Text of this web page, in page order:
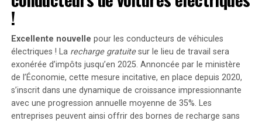
Young, illustratrice et designer, a construit son studio à
partir de zéro, en insistant sur l’importance de la
patience et de la passion pour les projets.
S’adapter aux évolutions du marché
Le monde numérique évolue rapidement, et rester
pertinent nécessite une mise à jour continue de vos
compétences. Au fil des ans, Creative Boom a intégré de
portant ainsi la puissance totale à un impressionnant
2400 watts
de stockage énergétique, il est possible d’intégrer
jusqu’à cinq batteries supplémentaires de 1,6
kilowattheure chacune, augmentant la capacité totale à
9,6 kilowattheures.
Intégration dans un Écosystème
!
Excellente nouvelle pour les conducteurs de véhicules
électriques ! La recharge gratuitesur le lieu de travail sera
exonérée d’impôts jusqu’en 2025. Annoncée par le ministère
de l’Économie, cette mesure incitative, en place depuis 2020,
s’inscrit dans une dynamique de croissance impressionnante
avec une progression annuelle moyenne de 35%. Les
entreprises peuvent ainsi offrir des bornes de recharge sans